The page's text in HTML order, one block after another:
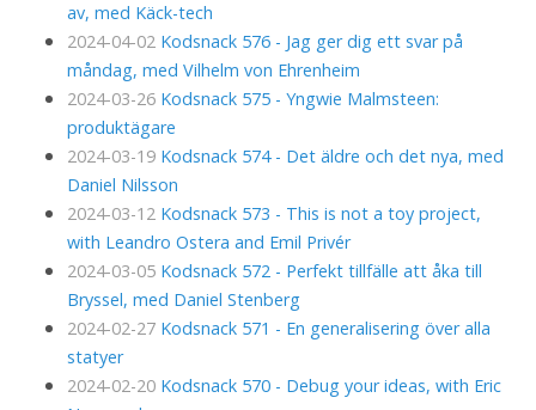
av, med Käck-tech
2024-04-02 Kodsnack 576 - Jag ger dig ett svar på
måndag, med Vilhelm von Ehrenheim
2024-03-26 Kodsnack 575 - Yngwie Malmsteen:
produktägare
2024-03-19 Kodsnack 574 - Det äldre och det nya, med
Daniel Nilsson
2024-03-12 Kodsnack 573 - This is not a toy project,
with Leandro Ostera and Emil Privér
2024-03-05 Kodsnack 572 - Perfekt tillfälle att åka till
Bryssel, med Daniel Stenberg
2024-02-27 Kodsnack 571 - En generalisering över alla
statyer
2024-02-20 Kodsnack 570 - Debug your ideas, with Eric